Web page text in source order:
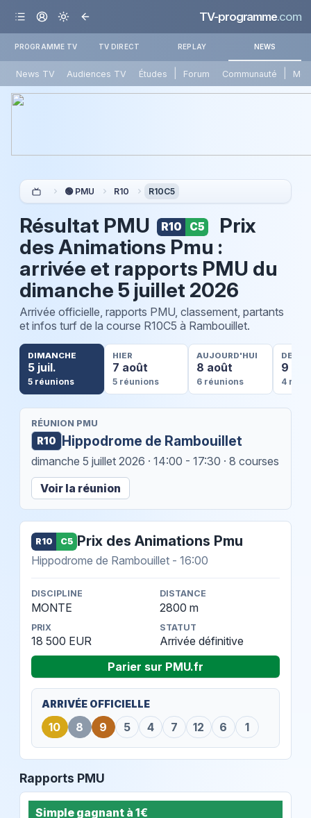
TV-programme.com
PROGRAMME TV TV DIRECT REPLAY NEWS
News TV Audiences TV Études Forum Communauté
🟢 PMU R10 R10C5
Résultat PMU R10 C5
Prix
des Animations Pmu :
arrivée et rapports PMU du
dimanche 5 juillet 2026
Arrivée officielle, rapports PMU, classement, partants
et infos turf de la course R10C5 à Rambouillet.
DIMANCHE
5 juil.
5 réunions
HIER
7 août
5 réunions
AUJOURD'HUI
8 août
6 réunions
9
4
RÉUNION PMU
R10 Hippodrome de Rambouillet
dimanche 5 juillet 2026 · 14:00 - 17:30 · 8 courses
Voir la réunion
R10 C5 Prix des Animations Pmu
Hippodrome de Rambouillet - 16:00
DISCIPLINE
MONTE
DISTANCE
2800 m
PRIX
18 500 EUR
STATUT
Arrivée définitive
Parier sur PMU.fr
ARRIVÉE OFFICIELLE
10 8 9 5 4 7 12 6 1
Rapports PMU
Simple gagnant à 1€